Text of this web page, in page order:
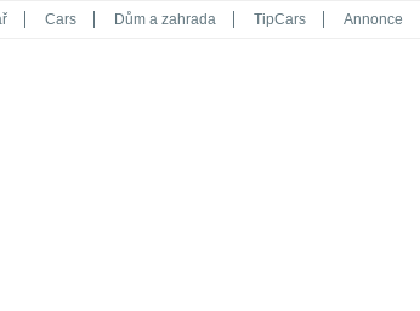
Cars Dům a zahrada TipCars Annonce